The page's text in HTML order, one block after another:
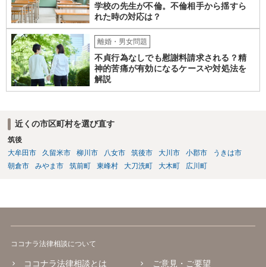
学校の先生が不倫。不倫相手から揺すら
れた時の対応は？
離婚・男女問題
不貞行為なしでも慰謝料請求される？精
神的苦痛が有効になるケースや対処法を
解説
近くの市区町村を選び直す
筑後
大牟田市
久留米市 柳川市 八女市 筑後市 大川市 小郡市
うきは市
朝倉市
みやま市 筑前町 東峰村 大刀洗町 大木町 広川町
ココナラ法律相談について
ココナラ法律相談とは ご意見・ご要望